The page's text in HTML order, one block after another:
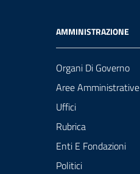
AMMINISTRAZIONE
Organi Di Governo
Aree Amministrative
Uffici
Rubrica
Enti E Fondazioni
Politici